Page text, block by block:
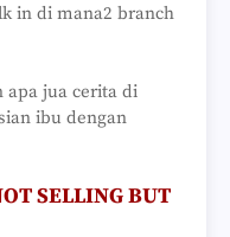
in di mana2 branch
apa jua cerita di
ibu dengan
SELLING BUT